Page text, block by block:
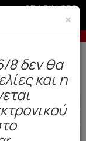
GR|EN|SRB
-10% σε παραγγελίες άνω
3-5 εργάσιμες.
HOT
×
8 δεν θα
και η